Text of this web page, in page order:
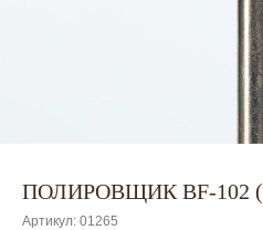
ПОЛИРОВЩИК BF-102
Артикул: 01265